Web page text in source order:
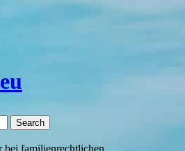
familienrechtlichen